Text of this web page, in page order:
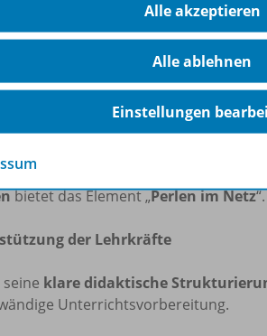
der individuellen Kompetenzen
differenzierte Aufgabenmit
der Themen des LehrplanPLUS.
Aufbau der Kompetenzen
Vertiefungsangebote
die Urteilsbildung. Am Ende
eigenständig überprüfen.
bietet das Element „Perlen im Netz“.
der Lehrkräfte
klare didaktische
Unterrichtsvorbereitung.
Alle akzeptieren
Alle ablehnen
Einstellungen